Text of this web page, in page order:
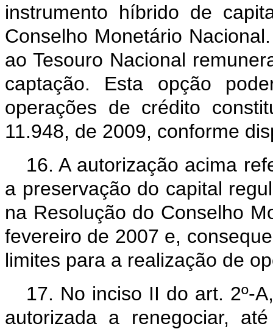
instrumento híbrido de
Conselho Monetário
ao Tesouro Nacional
captação. Esta opção
operações de crédito
11.948, de 2009, conforme
16. A autorização acima
a preservação do capital
na Resolução do Conselho
fevereiro de 2007 e,
limites para a realização de
17. No inciso II do art. 2º-
autorizada a renegociar,